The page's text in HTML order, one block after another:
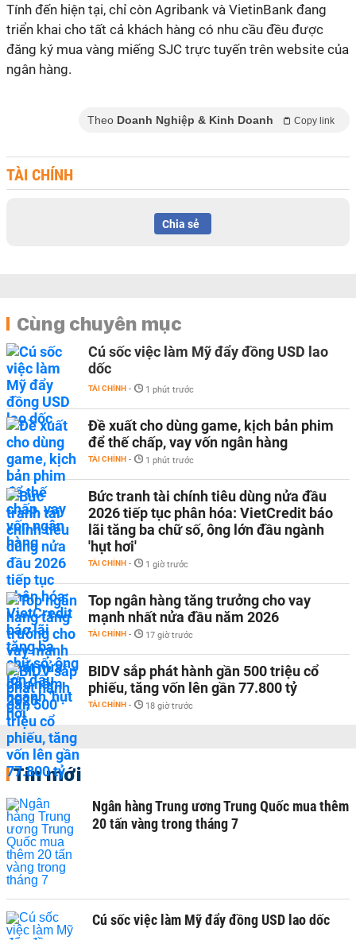
Tính đến hiện tại, chỉ còn Agribank và VietinBank đang
triển khai cho tất cả khách hàng có nhu cầu đều được
đăng ký mua vàng miếng SJC trực tuyến trên website của
ngân hàng.
Theo Doanh Nghiệp & Kinh Doanh Copy link
TÀI CHÍNH
Chia sẻ
Cùng chuyên mục
Cú sốc việc làm Mỹ đẩy đồng USD lao
dốc
TÀI CHÍNH - 1 phút trước
Đề xuất cho dùng game, kịch bản phim
để thế chấp, vay vốn ngân hàng
TÀI CHÍNH - 1 phút trước
Bức tranh tài chính tiêu dùng nửa đầu
2026 tiếp tục phân hóa: VietCredit báo
lãi tăng ba chữ số, ông lớn đầu ngành
'hụt hơi'
TÀI CHÍNH - 1 giờ trước
Top ngân hàng tăng trưởng cho vay
mạnh nhất nửa đầu năm 2026
TÀI CHÍNH - 17 giờ trước
BIDV sắp phát hành gần 500 triệu cổ
phiếu, tăng vốn lên gần 77.800 tỷ
TÀI CHÍNH - 18 giờ trước
Tin mới
Ngân hàng Trung ương Trung Quốc mua thêm
20 tấn vàng trong tháng 7
Cú sốc việc làm Mỹ đẩy đồng USD lao dốc